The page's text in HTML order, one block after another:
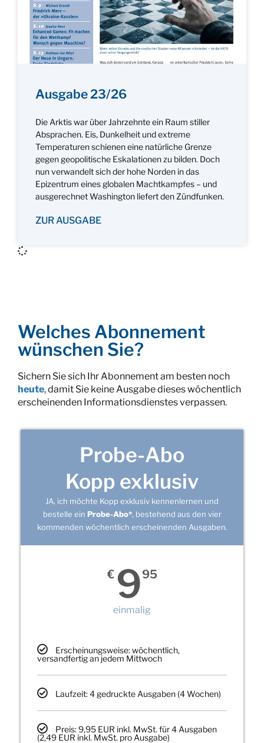
Ausgabe 23/26
Die Arktis war über Jahrzehnte ein Raum stiller
Absprachen. Eis, Dunkelheit und extreme
Temperaturen schienen eine natürliche Grenze
gegen geopolitische Eskalationen zu bilden. Doch
nun verwandelt sich der hohe Norden in das
Epizentrum eines globalen Machtkampfes – und
ausgerechnet Washington liefert den Zündfunken.
ZUR AUSGABE
Welches Abonnement
wünschen Sie?
Sichern Sie sich Ihr Abonnement am besten noch
heute, damit Sie keine Ausgabe dieses wöchentlich
erscheinenden Informationsdienstes verpassen.
Probe-Abo
Kopp exklusiv
JA, ich möchte Kopp exklusiv kennenlernen und
bestelle ein Probe-Abo*, bestehend aus den vier
kommenden wöchentlich erscheinenden Ausgaben.
€ 995
einmalig
Erscheinungsweise: wöchentlich,
versandfertig an jedem Mittwoch
Laufzeit: 4 gedruckte Ausgaben (4 Wochen)
Preis: 9,95 EUR inkl. MwSt. für 4 Ausgaben
(2,49 EUR inkl. MwSt. pro Ausgabe)